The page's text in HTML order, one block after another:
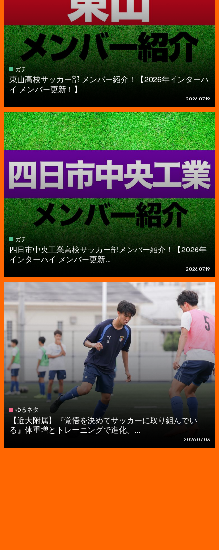
ガチ
東山高校サッカー部 メンバー紹介！【2026年インターハ
イ メンバー更新！】
2026.07.19
ガチ
四日市中央工業高校サッカー部メンバー紹介！【2026年
インターハイ メンバー更新...
2026.07.19
ゆるネタ
【近大附属】『覚悟を決めてサッカーに取り組んでい
る』体重増とトレーニングで進化。...
2026.07.03